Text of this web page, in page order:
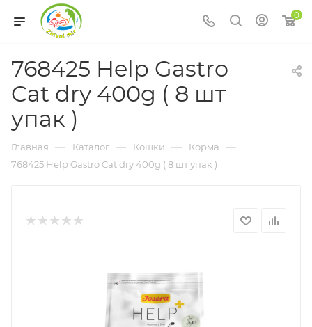
0
768425 Help Gastro
Cat dry 400g ( 8 шт
упак )
Главная — Каталог — Кошки — Корма —
768425 Help Gastro Cat dry 400g ( 8 шт упак )